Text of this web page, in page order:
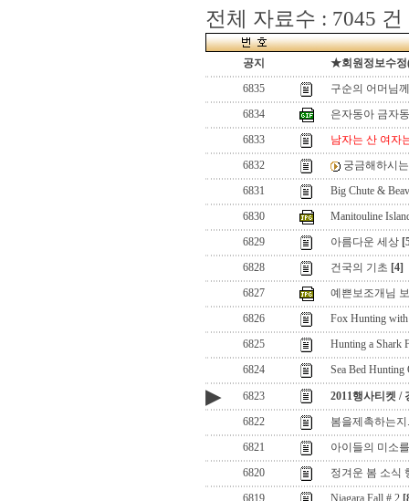
전체 자료수 : 7045 건
공지
★회원정보수
6835
구순의 어머님
6834
은자동아 금자
6833
남자는 산 여자
6832
궁금해하시
6831
Big Chute &
6830
Manitouline
6829
아름다운 세상
6828
건국의 기초 [4]
6827
예쁜보조개님
6826
Fox Hunting with
6825
Hunting a Shark
6824
Sea Bed Hunting
▶ 6823
2011행사티켓 /
6822
봄을제촉하는지
6821
아이들의 미소
6820
정겨운 봄 소식
6819
Niagara Fall # 2